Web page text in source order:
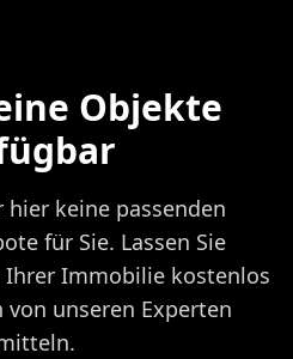
Objekte
hier keine passenden
für Sie. Lassen Sie
Immobilie kostenlos
unseren Experten